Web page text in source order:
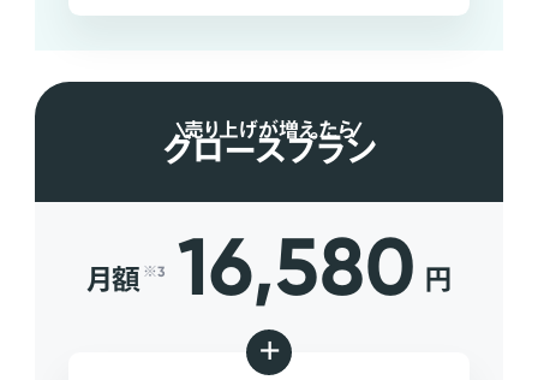
売り上げが増えたら
グロースプラン
月額 ※3 16,580 円
+